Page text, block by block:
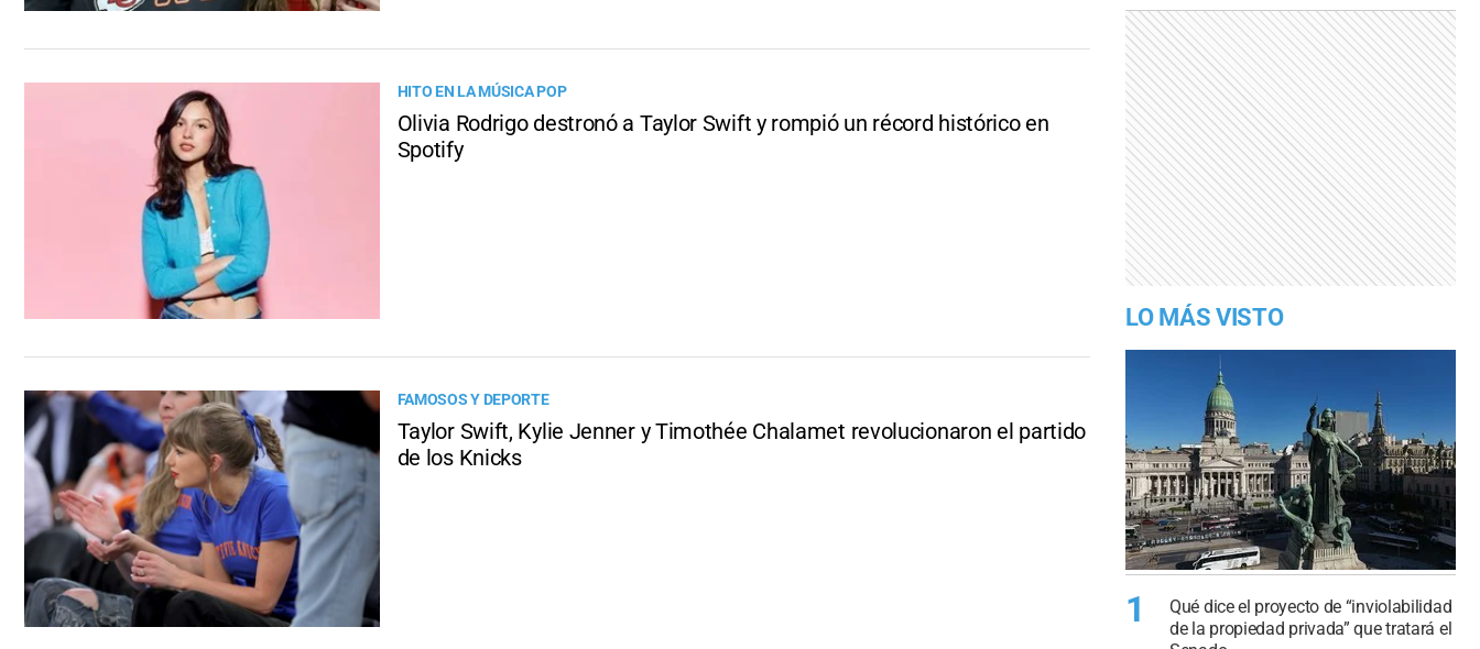
HITO EN LA MÚSICA POP
Olivia Rodrigo destronó a Taylor Swift y rompió un récord histórico en
Spotify
FAMOSOS Y DEPORTE
Taylor Swift, Kylie Jenner y Timothée Chalamet revolucionaron el partido
de los Knicks
LO MÁS VISTO
1
Qué dice el proyecto de “inviolabilidad
de la propiedad privada” que tratará el